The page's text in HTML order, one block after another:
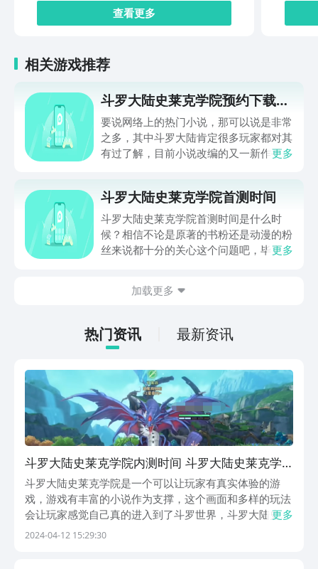
查看更多
相关游戏推荐
斗罗大陆史莱克学院预约下载地
址
要说网络上的热门小说，那可以说是非常
之多，其中斗罗大陆肯定很多玩家都对其
有过了解，目前小说改编的又一新作手游
吗？游戏本身的玩法是什么样的？和原著
差别大吗？对于这些问题，就让我们一起
进入到下文之中为大家说明吧。
更多
斗罗大陆史莱克学院首测时间
斗罗大陆史莱克学院首测时间是什么时
候？相信不论是原著的书粉还是动漫的粉
丝来说都十分的关心这个问题吧，毕竟在
近了，那么想要快人一步的话，大家可以
们下载的哦。
更多
加载更多
热门资讯 最新资讯
斗罗大陆史莱克学院内测时间 斗罗大陆史莱克学
院什么时候测试
斗罗大陆史莱克学院是一个可以让玩家有真实体验的游
戏，游戏有丰富的小说作为支撑，这个画面和多样的玩法
会让玩家感觉自己真的进入到了斗罗世界，斗罗大陆史莱
克学院内测时间是很多斗罗大陆忠实爱好者想要了解的内
更多
2024-04-12 15:29:30